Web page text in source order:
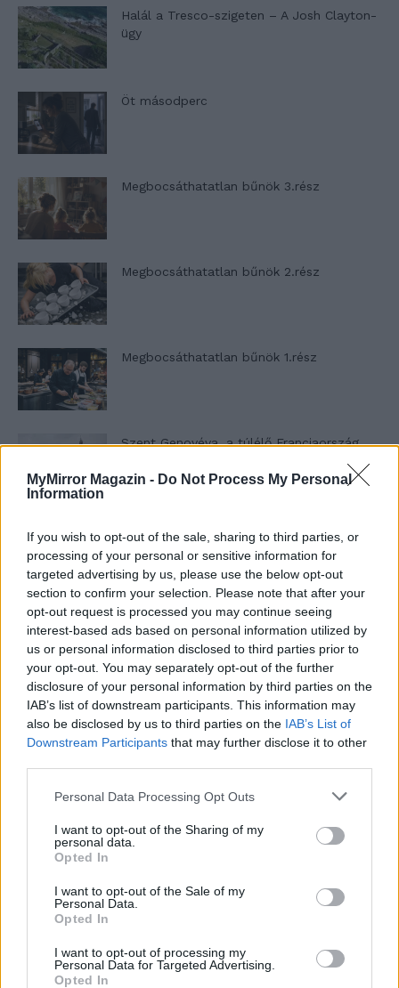
MyMirror Magazin - Do Not Process My Personal
Information
If you wish to opt-out of the sale, sharing to third parties, or
processing of your personal or sensitive information for
targeted advertising by us, please use the below opt-out
section to confirm your selection. Please note that after your
opt-out request is processed you may continue seeing
interest-based ads based on personal information utilized by
us or personal information disclosed to third parties prior to
your opt-out. You may separately opt-out of the further
disclosure of your personal information by third parties on the
IAB’s list of downstream participants. This information may
also be disclosed by us to third parties on the IAB’s List of
Downstream Participants that may further disclose it to other
Personal Data Processing Opt Outs
I want to opt-out of the Sharing of my
personal data.
Opted In
I want to opt-out of the Sale of my
Personal Data.
Opted In
I want to opt-out of processing my
Personal Data for Targeted Advertising.
Opted In
Halál a Tresco-szigeten – A Josh Clayton-
ügy
Öt másodperc
Megbocsáthatatlan bűnök 3.rész
Megbocsáthatatlan bűnök 2.rész
Megbocsáthatatlan bűnök 1.rész
Szent Genovéva, a túlélő Franciaország
Minka 11. rész
T. szereti a fiatal lányokat 14. rész
nőknek, amikor segítséget kérnek?
gyűjteménye
Elyna Robbs: Adéle és az örökölt árnyak
13. rész